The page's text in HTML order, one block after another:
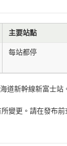
主要站點
每站都停
道新幹線新富士
變更。請在發布